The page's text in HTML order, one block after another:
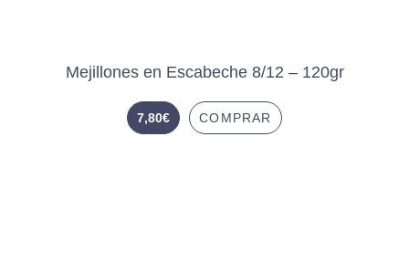
Mejillones en Escabeche 8/12 – 120gr
7,80€ COMPRAR